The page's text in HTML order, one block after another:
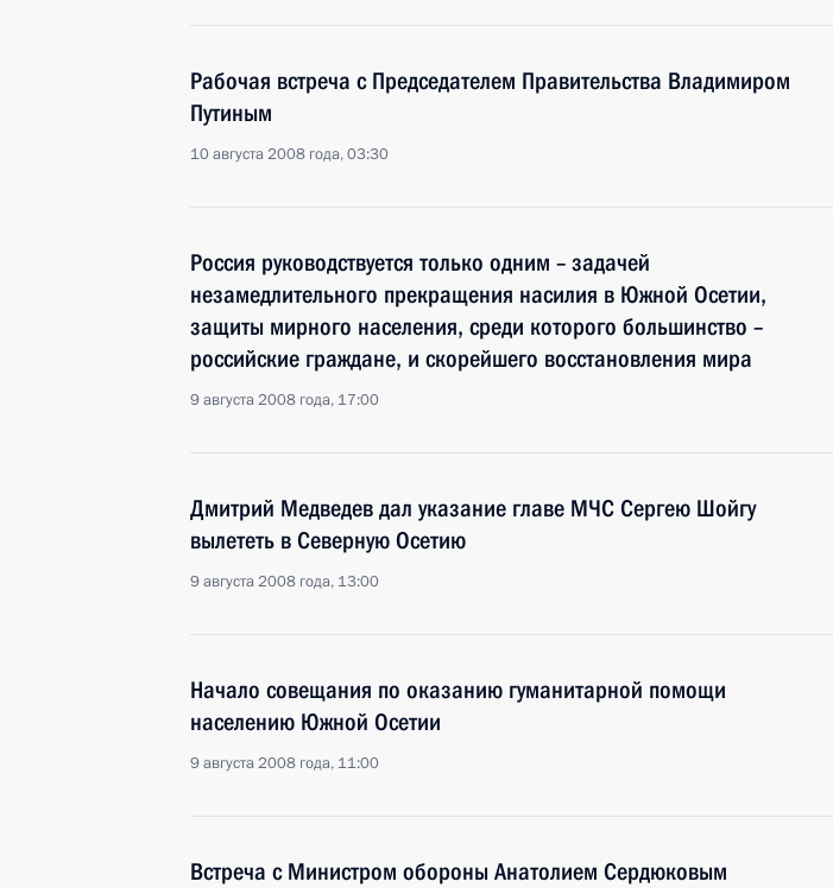
Рабочая встреча с Председателем Правительства Владимиром
Путиным
10 августа 2008 года, 03:30
Россия руководствуется только одним – задачей
незамедлительного прекращения насилия в Южной Осетии,
защиты мирного населения, среди которого большинство –
российские граждане, и скорейшего восстановления мира
9 августа 2008 года, 17:00
Дмитрий Медведев дал указание главе МЧС Сергею Шойгу
вылететь в Северную Осетию
9 августа 2008 года, 13:00
Начало совещания по оказанию гуманитарной помощи
населению Южной Осетии
9 августа 2008 года, 11:00
Встреча с Министром обороны Анатолием Сердюковым